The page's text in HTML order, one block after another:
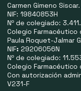
Carmen Gimeno Siscar.
NIF: 19840853H
Nº de colegiado: 3.411.
Colegio Farmacéutico
Paula Roquet-Jalmar
NIF: 29206056N
Nº de colegiado:
Colegio Farmacéutico
Con autorización
V231-F